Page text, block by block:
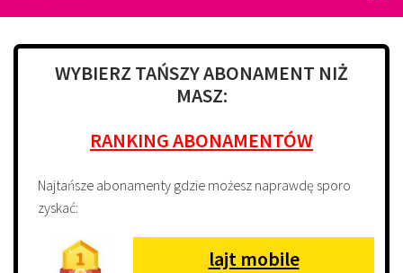
WYBIERZ TAŃSZY ABONAMENT NIŻ
MASZ:
RANKING ABONAMENTÓW
Najtańsze abonamenty gdzie możesz naprawdę sporo
zyskać:
lajt mobile